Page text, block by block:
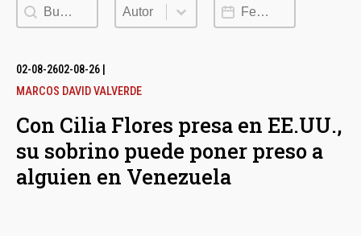
Buscar Autor
Autor Fecha de publicación
02-08-2602-08-26
MARCOS DAVID VALVERDE
Con Cilia Flores presa en EE.UU.,
su sobrino puede poner preso a
alguien en Venezuela